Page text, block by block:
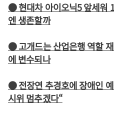
● 현대차 아이오닉5 앞세워
엔 생존할까
● 고개드는 산업은행 역할
에 변수되나
● 전장연 추경호에 장애인
시위 멈추겠다“